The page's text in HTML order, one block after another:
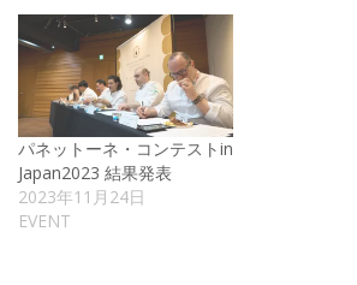
パネットーネ・コンテストin
Japan2023 結果発表
2023年11月24日
EVENT